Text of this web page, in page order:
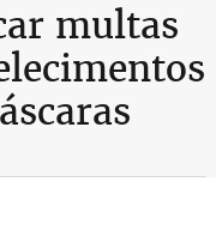
multas